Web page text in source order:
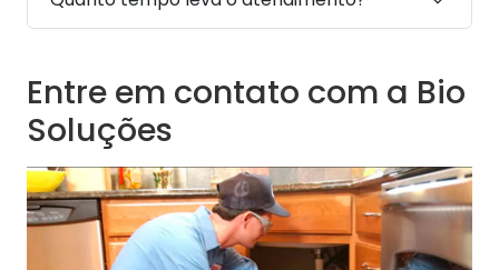
Entre em contato com a Bio
Soluções